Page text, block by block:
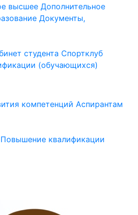
высшее Дополнительное
Документы,
студента Спортклуб
(обучающихся)
компетенций Аспирантам
Повышение квалификации